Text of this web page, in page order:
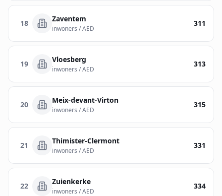
18 Zaventem
inwoners / AED
311
19 Vloesberg
inwoners / AED
313
20 Meix-devant-Virton
inwoners / AED
315
21 Thimister-Clermont
inwoners / AED
331
22 Zuienkerke
inwoners / AED
334